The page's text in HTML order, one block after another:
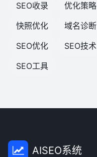
SEO收录
优化策略
快照优化
域名诊断
SEO优化
SEO技术
SEO工具
AISEO系统